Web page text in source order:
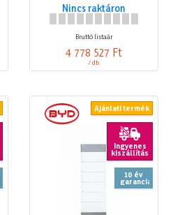
Nincs raktáron
Bruttó listaár
4 778 527 Ft
/ db
Ajánlati termék
Ingyenes
kiszállítás
10 év
garancia